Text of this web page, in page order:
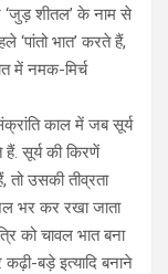
‘जुड़ शीतल’ के नाम से
‘पांतो भात’ करते हैं,
में नमक-मिर्च
काल में जब सूर्य
सूर्य की किरणें
तो उसकी तीव्रता
भर कर रखा जाता
को चावल भात बना
बड़े इत्यादि बनाने